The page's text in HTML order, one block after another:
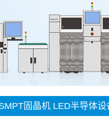
MINI LED
护元件贴装
微小元件贴装
固晶机 LED半导体设